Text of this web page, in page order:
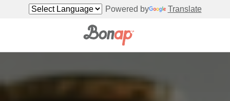
Powered by Translate